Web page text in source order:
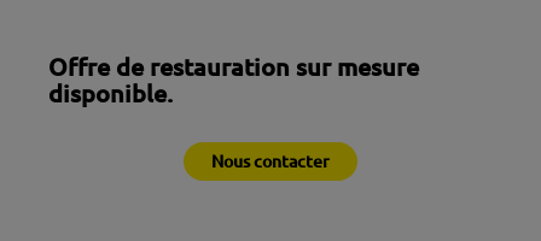
Offre de restauration sur mesure
disponible.
Nous contacter